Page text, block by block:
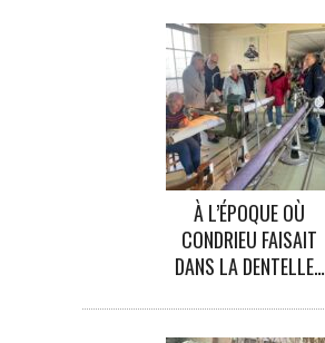
À L’ÉPOQUE OÙ
CONDRIEU FAISAIT
DANS LA DENTELLE…